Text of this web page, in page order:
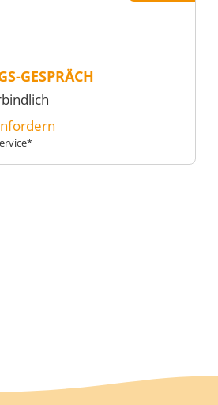
GESPRÄCH